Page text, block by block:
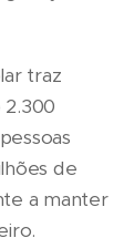
traz
2.300
de
a manter